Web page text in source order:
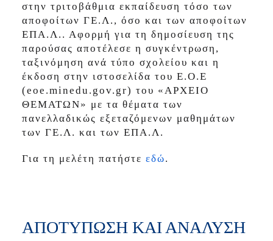
στην τριτοβάθμια εκπαίδευση τόσο των
αποφοίτων ΓΕ.Λ., όσο και των αποφοίτων
ΕΠΑ.Λ.. Αφορμή για τη δημοσίευση της
παρούσας αποτέλεσε η συγκέντρωση,
ταξινόμηση ανά τύπο σχολείου και η
έκδοση στην ιστοσελίδα του Ε.Ο.Ε
(eoe.minedu.gov.gr) του «ΑΡΧΕΙΟ
ΘΕΜΑΤΩΝ» με τα θέματα των
πανελλαδικώς εξεταζόμενων μαθημάτων
των ΓΕ.Λ. και των ΕΠΑ.Λ.
Για τη μελέτη πατήστε εδώ.
ΑΠΟΤΥΠΩΣΗ ΚΑΙ ΑΝΑΛΥΣΗ